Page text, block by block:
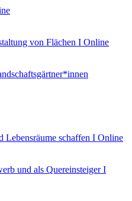
von Flächen I Online
Lebensräume schaffen I Online
und als Quereinsteiger I